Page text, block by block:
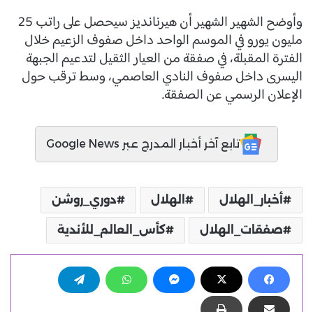
وأوضح الشهير الشهير أن هيرنانديز سيحصل على راتب 25
مليون يورو في الموسم الواحد داخل صفوف الزعيم خلال
الفترة المقبلة، في صفقة من العيار الثقيل لتدعيم الجبهة
اليسرى داخل صفوف النادي العاصمي، وسط ترقب حول
الإعلان الرسمي عن الصفقة.
تابع آخر أخبار المدرج عبر Google News
أخبار_الهلال الهلال دوري_روشن
صفقات_الهلال كأس_العالم_للأندية